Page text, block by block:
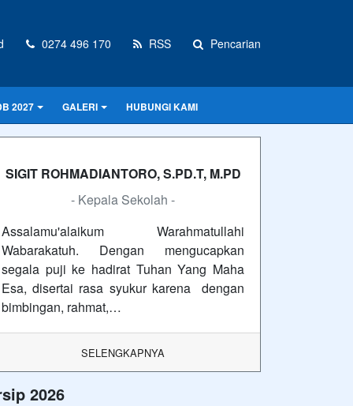
0274 496 170 RSS Pencarian
2027 GALERI HUBUNGI KAMI
SIGIT ROHMADIANTORO, S.PD.T, M.PD
- Kepala Sekolah -
Assalamu'alaikum Warahmatullahi
Wabarakatuh. Dengan mengucapkan
segala puji ke hadirat Tuhan Yang Maha
Esa, disertai rasa syukur karena dengan
bimbingan, rahmat,…
SELENGKAPNYA
2026